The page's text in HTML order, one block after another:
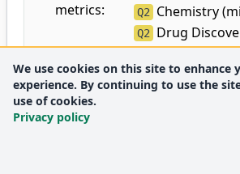
metrics:
Q2 Chemistry
Q2 Drug
Medicine
Q3 Molecular
Organic
Physical
We use cookies on this site to enhance
experience. By continuing to use the
use of cookies.
Privacy policy